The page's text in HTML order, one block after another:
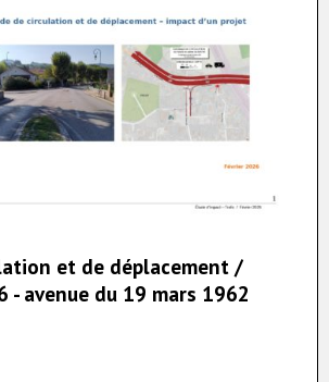
et de déplacement /
- avenue du 19 mars 1962